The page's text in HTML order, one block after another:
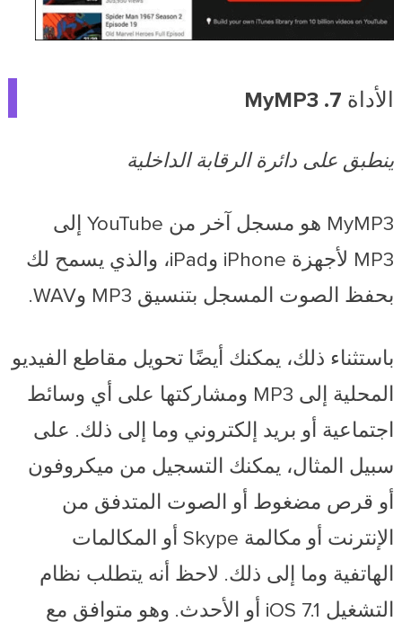
الأداة 7. MyMP3
ينطبق على دائرة الرقابة الداخلية
MyMP3 هو مسجل آخر من YouTube إلى
MP3 لأجهزة iPhone وiPad، والذي يسمح لك
بحفظ الصوت المسجل بتنسيق MP3 وWAV.
باستثناء ذلك، يمكنك أيضًا تحويل مقاطع الفيديو
المحلية إلى MP3 ومشاركتها على أي وسائط
اجتماعية أو بريد إلكتروني وما إلى ذلك. على
سبيل المثال، يمكنك التسجيل من ميكروفون
أو قرص مضغوط أو الصوت المتدفق من
الإنترنت أو مكالمة Skype أو المكالمات
الهاتفية وما إلى ذلك. لاحظ أنه يتطلب نظام
التشغيل iOS 7.1 أو الأحدث. وهو متوافق مع